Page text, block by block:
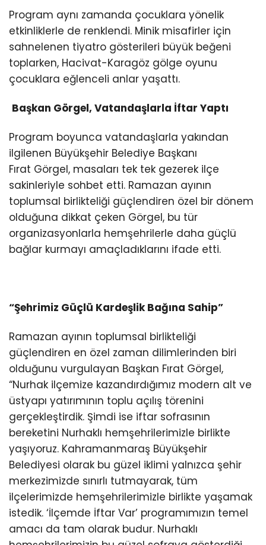
Program aynı zamanda çocuklara yönelik
etkinliklerle de renklendi. Minik misafirler için
sahnelenen tiyatro gösterileri büyük beğeni
toplarken, Hacivat-Karagöz gölge oyunu
çocuklara eğlenceli anlar yaşattı.
Başkan Görgel, Vatandaşlarla İftar Yaptı
Program boyunca vatandaşlarla yakından
ilgilenen Büyükşehir Belediye Başkanı
Fırat Görgel, masaları tek tek gezerek ilçe
sakinleriyle sohbet etti. Ramazan ayının
toplumsal birlikteliği güçlendiren özel bir dönem
olduğuna dikkat çeken Görgel, bu tür
organizasyonlarla hemşehrilerle daha güçlü
bağlar kurmayı amaçladıklarını ifade etti.
“Şehrimiz Güçlü Kardeşlik Bağına Sahip”
Ramazan ayının toplumsal birlikteliği
güçlendiren en özel zaman dilimlerinden biri
olduğunu vurgulayan Başkan Fırat Görgel,
“Nurhak ilçemize kazandırdığımız modern alt ve
üstyapı yatırımının toplu açılış törenini
gerçekleştirdik. Şimdi ise iftar sofrasının
bereketini Nurhaklı hemşehrilerimizle birlikte
yaşıyoruz. Kahramanmaraş Büyükşehir
Belediyesi olarak bu güzel iklimi yalnızca şehir
merkezimizde sınırlı tutmayarak, tüm
ilçelerimizde hemşehrilerimizle birlikte yaşamak
istedik. ‘İlçemde İftar Var’ programımızın temel
amacı da tam olarak budur. Nurhaklı